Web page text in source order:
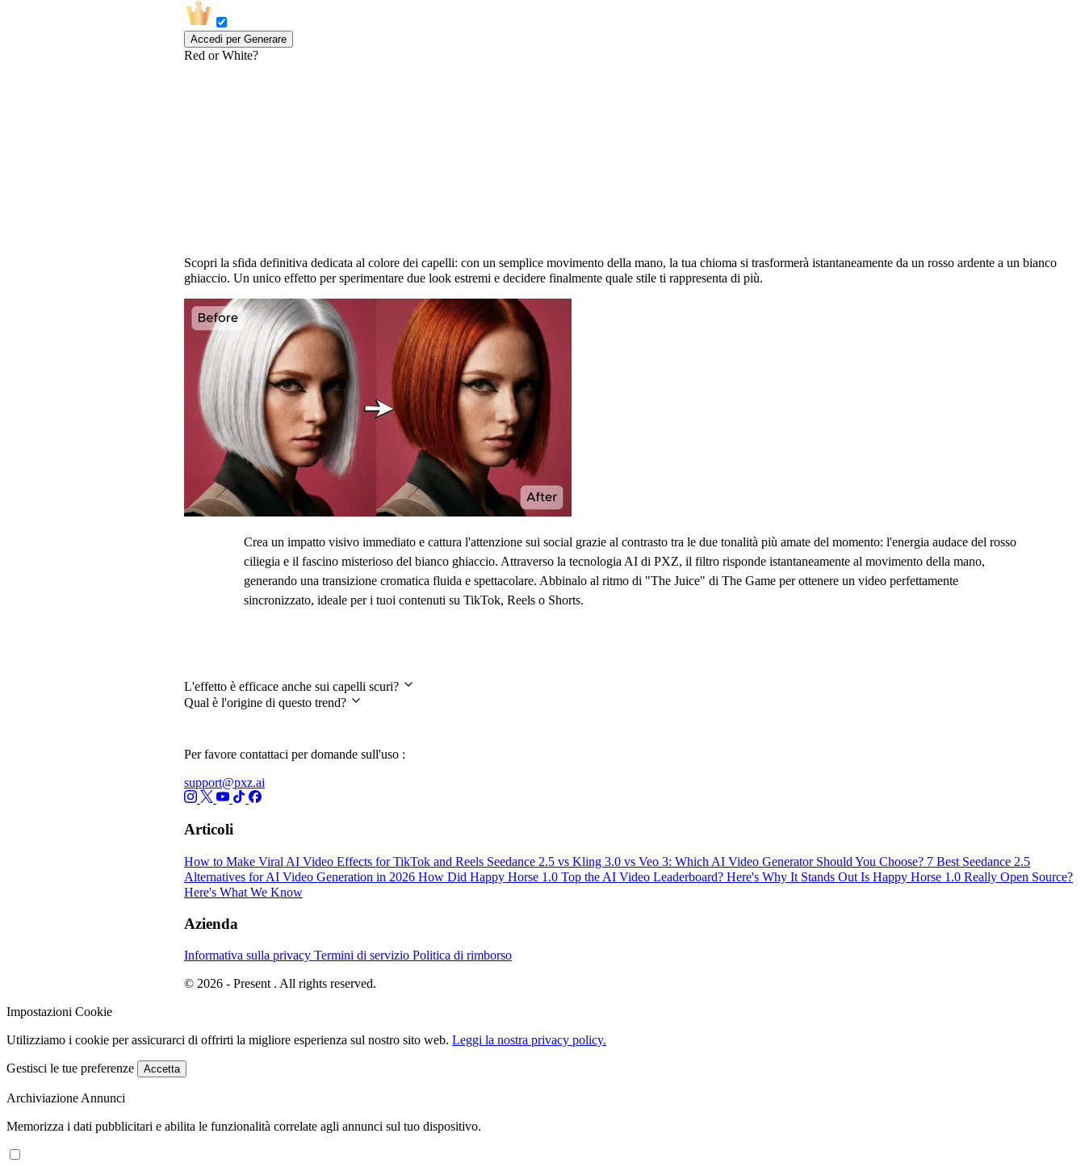
Accedi per Generare
Red or White?
Scopri la sfida definitiva dedicata al colore dei capelli: con un semplice movimento della mano, la tua chioma si trasformerà istantaneamente da un rosso ardente a un bianco
ghiaccio. Un unico effetto per sperimentare due look estremi e decidere finalmente quale stile ti rappresenta di più.
Crea un impatto visivo immediato e cattura l'attenzione sui social grazie al contrasto tra le due tonalità più amate del momento: l'energia audace del rosso
ciliegia e il fascino misterioso del bianco ghiaccio. Attraverso la tecnologia AI di PXZ, il filtro risponde istantaneamente al movimento della mano,
generando una transizione cromatica fluida e spettacolare. Abbinalo al ritmo di "The Juice" di The Game per ottenere un video perfettamente
sincronizzato, ideale per i tuoi contenuti su TikTok, Reels o Shorts.
L'effetto è efficace anche sui capelli scuri?
Qual è l'origine di questo trend?
Per favore contattaci per domande sull'uso :
support@pxz.ai
Articoli
How to Make Viral AI Video Effects for TikTok and Reels Seedance 2.5 vs Kling 3.0 vs Veo 3: Which AI Video Generator Should You Choose? 7 Best Seedance 2.5
Alternatives for AI Video Generation in 2026 How Did Happy Horse 1.0 Top the AI Video Leaderboard? Here's Why It Stands Out Is Happy Horse 1.0 Really Open Source?
Here's What We Know
Azienda
Informativa sulla privacy Termini di servizio Politica di rimborso
© 2026 - Present . All rights reserved.
Impostazioni Cookie
Utilizziamo i cookie per assicurarci di offrirti la migliore esperienza sul nostro sito web. Leggi la nostra privacy policy.
Gestisci le tue preferenze Accetta
Archiviazione Annunci
Memorizza i dati pubblicitari e abilita le funzionalità correlate agli annunci sul tuo dispositivo.